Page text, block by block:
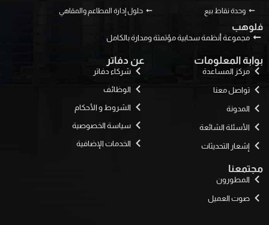
وحدة نقاط بيع
حلول إدارة المطاعم والمقاهي
فلوهب
مجموعة أنظمة سحابية مؤتمتة ومدارة بالكامل
بوابة المعلومات
مركز المساعدة
تواصل معنا
المدونة
الأسئلة الشائعة
إشعار التحديثات
عن دفاتر
شركاء دفاتر
الوظائف
الشروط و الأحكام
سياسة الخصوصية
الخدمات الإضافية
مجتمعنا
المطورون
صوت العميل